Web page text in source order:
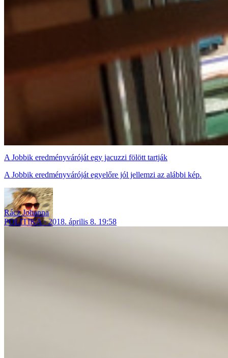
A Jobbik eredményváróját egy jacuzzi fölött tartják
A Jobbik eredményváróját egyelőre jól jellemzi az alábbi kép.
Rácz Johanna
POLITIKA
2018. április 8. 19:58